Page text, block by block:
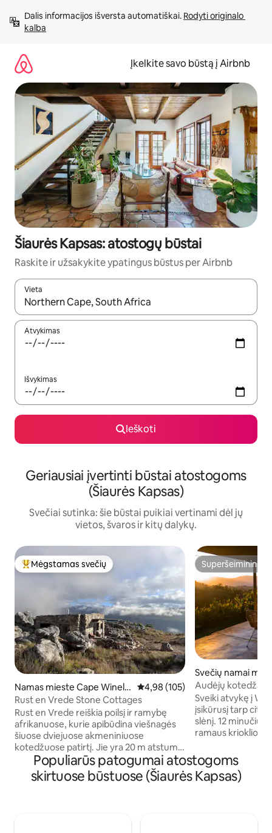
prie
turinio
Dalis informacijos išversta automatiškai. Rodyti originalo
kalba
Įkelkite savo būstą į Airbnb
Šiaurės Kapsas: atostogų būstai
Raskite ir užsakykite ypatingus būstus per Airbnb
Vieta
Kai pasirodys paieškos rezultatai, juos naršyti galite
Atvykimas
Išvykimas
Ieškoti
Geriausiai įvertinti būstai atostogoms
(Šiaurės Kapsas)
Svečiai sutinka: šie būstai puikiai vertinami dėl jų
vietos, švaros ir kitų dalykų.
Svečių mėgstamiausias
Mėgstamas svečių
Namas mieste Cape Winela
nds District Municipality
Vidutinis įvertinimas: 4,98 iš 5,
4,98 (105)
Rust en Vrede Stone Cottages
Rust en Vrede reiškia poilsį ir ramybę
afrikanuose, kurie apibūdina viešnagės
šiuose dviejuose akmeniniuose
kotedžuose patirtį. Jie yra 20 m atstumu
vienas nuo kito ir siūlomi TIK kaip pora,
be to, jie gali naudotis tik uolų baseinu.
Kiekviename kotedže yra dvi 3/4 lovos,
Superšeimininkas
Superšeimininkas
Svečių namai
al
Audėjų kotedžas
miegamieji)
Sveiki atvykę į
įsikūrusį tarp
slėnį. 12 minučių pėsčiomis nueisite iki
ramaus krioklio ir
plaukiodami,
mėgaudamiesi ramybe.
vieta
Populiarūs patogumai atostogoms
skirtuose būstuose (Šiaurės Kapsas)